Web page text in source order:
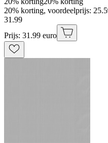
20% korting, voordeelprijs:
31 .99
Prijs: 31.99 euro